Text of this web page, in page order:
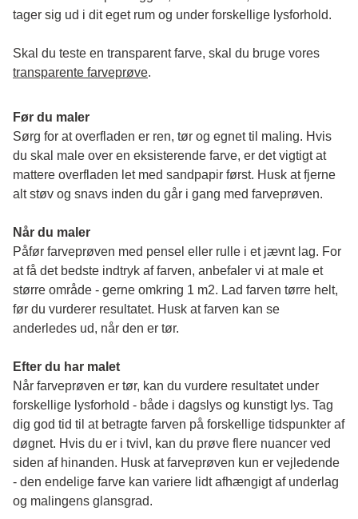
tager sig ud i dit eget rum og under forskellige lysforhold.
transparente farveprøve.
Før du maler
Sørg for at overfladen er ren, tør og egnet til maling. Hvis
du skal male over en eksisterende farve, er det vigtigt at
mattere overfladen let med sandpapir først. Husk at fjerne
alt støv og snavs inden du går i gang med farveprøven.
Når du maler
Påfør farveprøven med pensel eller rulle i et jævnt lag. For
at få det bedste indtryk af farven, anbefaler vi at male et
større område - gerne omkring 1 m2. Lad farven tørre helt,
før du vurderer resultatet. Husk at farven kan se
anderledes ud, når den er tør.
Efter du har malet
Når farveprøven er tør, kan du vurdere resultatet under
forskellige lysforhold - både i dagslys og kunstigt lys. Tag
dig god tid til at betragte farven på forskellige tidspunkter af
døgnet. Hvis du er i tvivl, kan du prøve flere nuancer ved
siden af hinanden. Husk at farveprøven kun er vejledende
- den endelige farve kan variere lidt afhængigt af underlag
og malingens glansgrad.